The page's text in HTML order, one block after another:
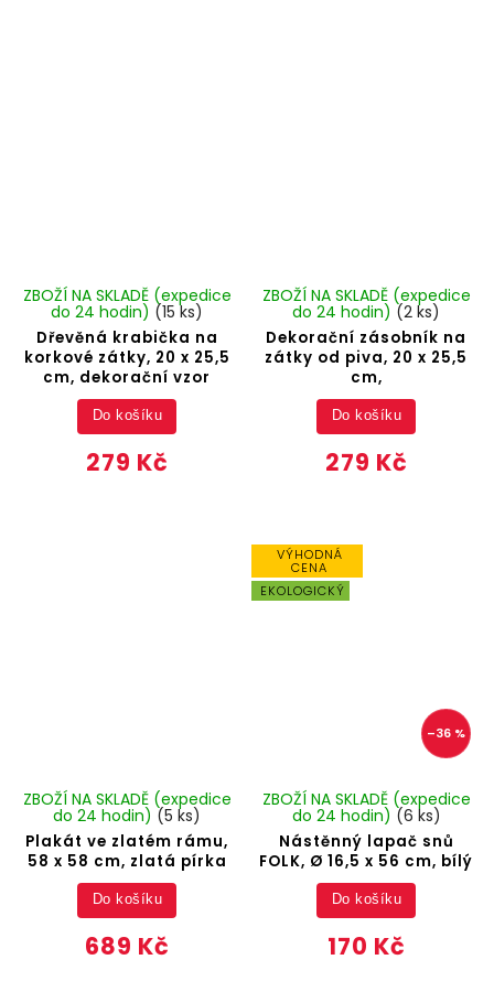
Dřevěná krabička na
korkové zátky, 20 x 25,5
cm, dekorační vzor
ZBOŽÍ NA SKLADĚ (expedice
do 24 hodin) (15 ks)
279 Kč
Do košíku
Dekorační zásobník na
zátky od piva, 20 x 25,5
cm,
ZBOŽÍ NA SKLADĚ (expedice
do 24 hodin) (2 ks)
279 Kč
Do košíku
Plakát ve zlatém rámu,
58 x 58 cm, zlatá pírka
ZBOŽÍ NA SKLADĚ (expedice
do 24 hodin) (5 ks)
689 Kč
Do košíku
VÝHODNÁ
CENA
EKOLOGICKÝ
–36 %
Nástěnný lapač snů
FOLK, Ø 16,5 x 56 cm, bílý
ZBOŽÍ NA SKLADĚ (expedice
do 24 hodin) (6 ks)
170 Kč
Do košíku